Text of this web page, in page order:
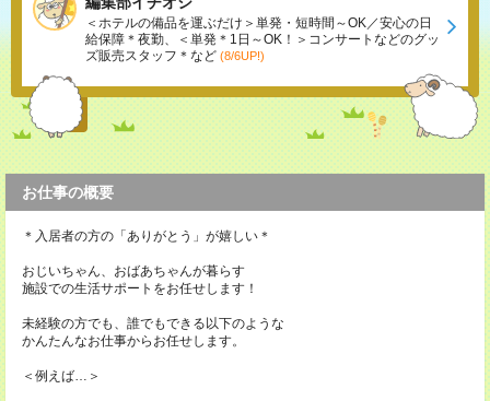
＜ホテルの備品を運ぶだけ＞単発・短時間～OK／安心の日
給保障＊夜勤、＜単発＊1日～OK！＞コンサートなどのグッ
ズ販売スタッフ＊など (8/6UP!)
お仕事の概要
＊入居者の方の「ありがとう」が嬉しい＊
おじいちゃん、おばあちゃんが暮らす
施設での生活サポートをお任せします！
未経験の方でも、誰でもできる以下のような
かんたんなお仕事からお任せします。
＜例えば…＞